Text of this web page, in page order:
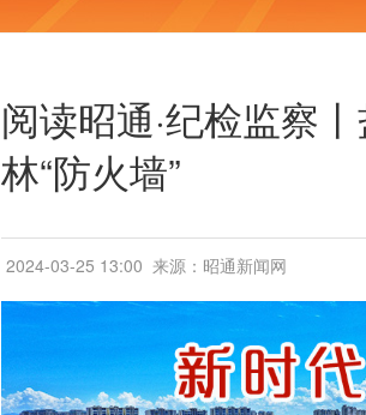
阅读昭通·纪检监察
林“防火墙”
2024-03-25 13:00 来源：昭通新闻网